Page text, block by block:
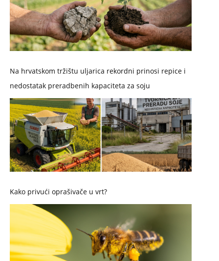
Na hrvatskom tržištu uljarica rekordni prinosi repice i
nedostatak preradbenih kapaciteta za soju
Kako privući oprašivače u vrt?